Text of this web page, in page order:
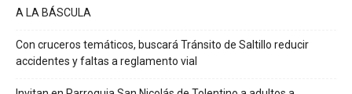
A LA BÁSCULA
Con cruceros temáticos, buscará Tránsito de Saltillo reducir
accidentes y faltas a reglamento vial